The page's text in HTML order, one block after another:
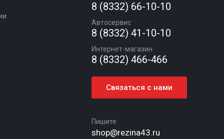
8 (8332) 66-10-10
Автосервис
8 (8332) 41-10-10
Интернет-магазин
8 (8332) 466-466
Связаться с нами
Пишите
shop@rezina43.ru